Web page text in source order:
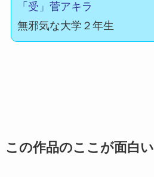
「受」菅アキラ
無邪気な大学２年生
この作品のここが面白い